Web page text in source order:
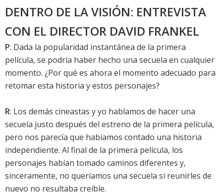
DENTRO DE LA VISIÓN: ENTREVISTA
CON EL DIRECTOR DAVID FRANKEL
P: Dada la popularidad instantánea de la primera
película, se podría haber hecho una secuela en cualquier
momento. ¿Por qué es ahora el momento adecuado para
retomar esta historia y estos personajes?
R: Los demás cineastas y yo hablamos de hacer una
secuela justo después del estreno de la primera película,
pero nos parecía que habíamos contado una historia
independiente. Al final de la primera película, los
personajes habían tomado caminos diferentes y,
sinceramente, no queríamos una secuela si reunirles de
nuevo no resultaba creíble.